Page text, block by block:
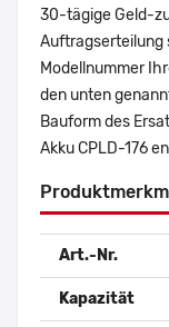
30-tägige Geld-
Auftragserteilung
Modellnummer
den unten
Bauform des
Akku CPLD-176
Art.-Nr.
Kapazität